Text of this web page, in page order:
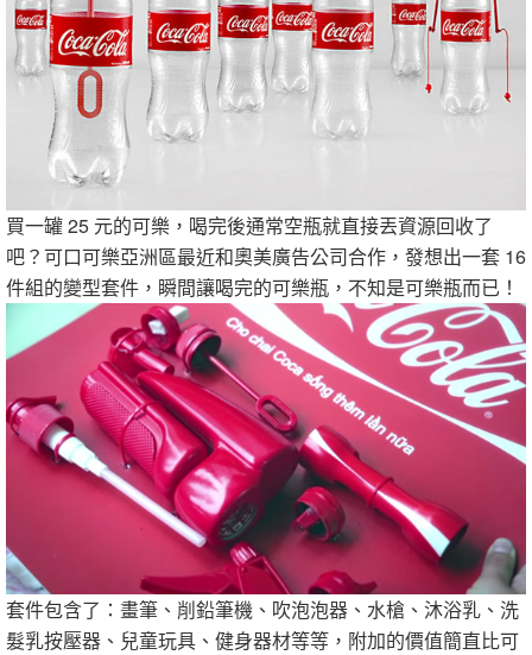
買一罐 25 元的可樂，喝完後通常空瓶就直接丟資源回收了
吧？可口可樂亞洲區最近和奧美廣告公司合作，發想出一套 16
件組的變型套件，瞬間讓喝完的可樂瓶，不知是可樂瓶而已！
套件包含了：畫筆、削鉛筆機、吹泡泡器、水槍、沐浴乳、洗
髮乳按壓器、兒童玩具、健身器材等等，附加的價值簡直比可